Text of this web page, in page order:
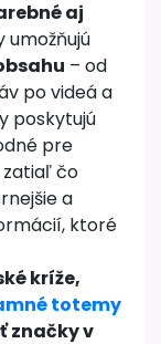
aj
umožňujú
– od
po videá a
poskytujú
pre
čo
a
ktoré
kríže,
totemy
značky v